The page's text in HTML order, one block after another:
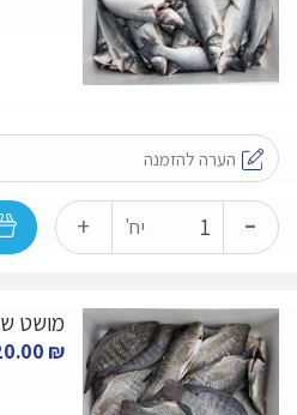
10
ק״ג)
-
כמות
של
שלם
-
מארז
יח' +
מושט
₪